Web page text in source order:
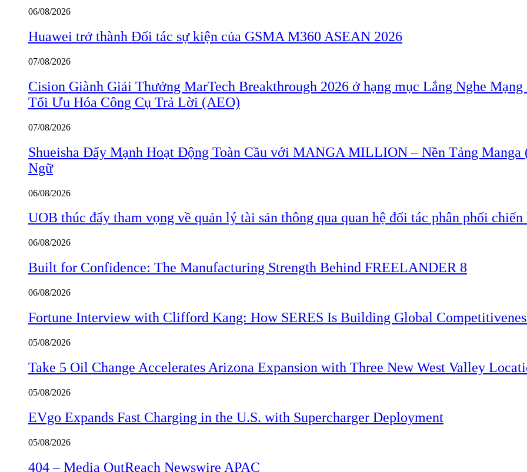
06/08/2026
Huawei trở thành Đối tác sự kiện của GSMA M360 ASEAN 2026
07/08/2026
Cision Giành Giải Thưởng MarTech Breakthrough 2026 ở hạng mục Lắng Nghe
Tối Ưu Hóa Công Cụ Trả Lời (AEO)
07/08/2026
Shueisha Đẩy Mạnh Hoạt Động Toàn Cầu với MANGA MILLION – Nền Tảng Manga
Ngữ
06/08/2026
UOB thúc đẩy tham vọng về quản lý tài sản thông qua quan hệ đối tác phân phối
06/08/2026
Built for Confidence: The Manufacturing Strength Behind FREELANDER 8
06/08/2026
Fortune Interview with Clifford Kang: How SERES Is Building Global
05/08/2026
Take 5 Oil Change Accelerates Arizona Expansion with Three New West Valley
05/08/2026
EVgo Expands Fast Charging in the U.S. with Supercharger Deployment
05/08/2026
404 – Media OutReach Newswire APAC